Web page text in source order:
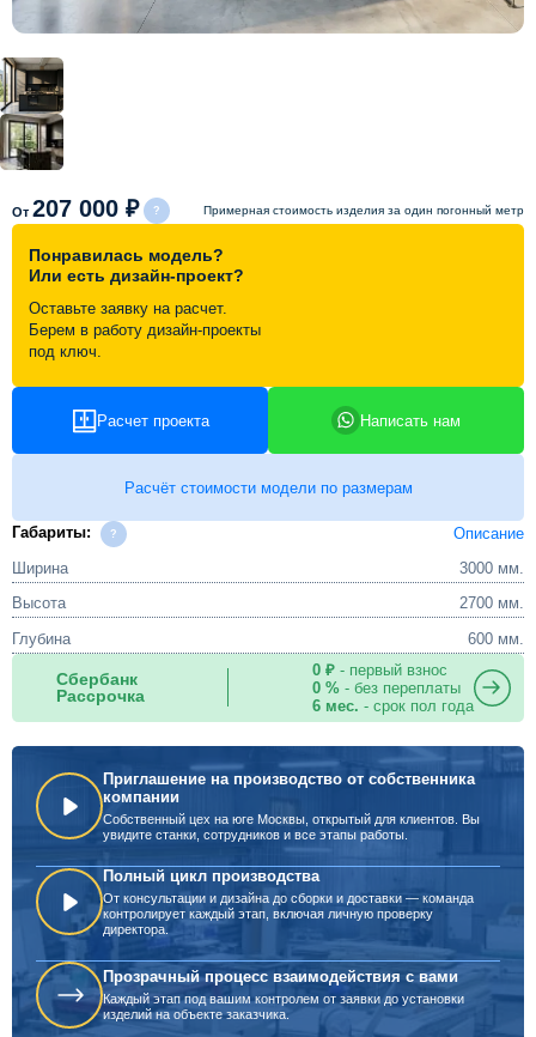
Портфолио
Видеоотзывы
Контакты
От 207 000 ₽ Примерная стоимость изделия за один погонный метр
Понравилась модель?
Или есть дизайн-проект?
Оставьте заявку на расчет.
Берем в работу дизайн-проекты
под ключ.
Расчет проекта Написать нам
Расчёт стоимости модели по размерам
Габариты:
Описание
Ширина
3000 мм.
Высота
2700 мм.
Глубина
600 мм.
Сбербанк
Рассрочка
0 ₽- первый взнос
0 %- без переплаты
6 мес. - срок пол года
Приглашение на производство от собственника
компании
Собственный цех на юге Москвы, открытый для клиентов. Вы
увидите станки, сотрудников и все этапы работы.
Полный цикл производства
От консультации и дизайна до сборки и доставки — команда
контролирует каждый этап, включая личную проверку
директора.
Прозрачный процесс взаимодействия с вами
Каждый этап под вашим контролем от заявки до установки
изделий на объекте заказчика.